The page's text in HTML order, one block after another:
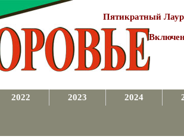
Пятикратный
2022 2023 2024